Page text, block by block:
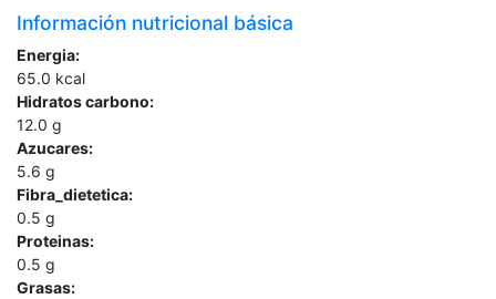
Información nutricional básica
Energia:
65.0 kcal
Hidratos carbono:
12.0 g
Azucares:
5.6 g
Fibra_dietetica:
0.5 g
Proteinas:
0.5 g
Grasas: